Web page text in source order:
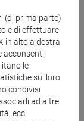
E
(di prima parte)
e di effettuare
in alto a destra
acconsenti,
le
sul loro
condivisi
ad altre
ecc.